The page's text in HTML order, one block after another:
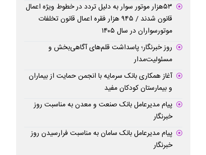
۵۳هزار موتور سوار به دلیل تردد در خطوط ویژه اعمال
قانون شدند / ۹۴۵ هزار فقره اعمال قانون تخلفات
موتورسواران در سال ۱۴۰۵
روز خبرنگار؛ پاسداشت قلم‌های آگاهی‌بخش و
مسئولیت‌مدار
آغاز همکاری بانک سرمایه با انجمن حمایت از بیماران
و بیمارستان کودکان مفید
پیام مدیرعامل بانک صنعت و معدن به مناسبت روز
خبرنگار
پیام مدیرعامل بانک سامان به مناسبت فرارسیدن روز
خبرنگار